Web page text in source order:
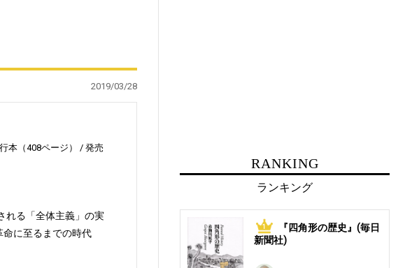
2019/03/28
本（408ページ）
発売
れる「全体主義」の実
に至るまでの時代
RANKING
ランキング
1
『四角形の歴史』(毎日
新聞社)